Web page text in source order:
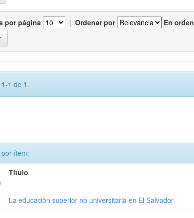
por página | Ordenar por En orden
1 de 1.
ítem:
Título
La educación superior no universitaria en El Salvador